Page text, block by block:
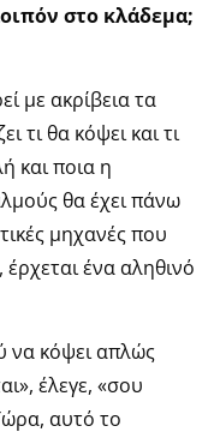
στο κλάδεμα;
με ακρίβεια τα
τι θα κόψει και τι
και ποια η
θα έχει πάνω
μηχανές που
ένα αληθινό
να κόψει απλώς
έλεγε, «σου
αυτό το